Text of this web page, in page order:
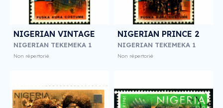
NIGERIAN VINTAGE
NIGERIAN TEKEMEKA 1
Non répertorié
NIGERIAN PRINCE 2
NIGERIAN TEKEMEKA 1
Non répertorié